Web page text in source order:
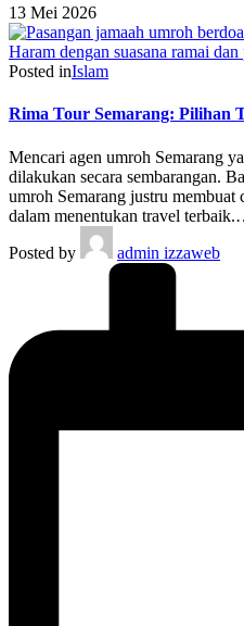
13 Mei 2026
Posted inIslam
Rima Tour Semarang: Pilihan
Mencari agen umroh Semarang
dilakukan secara sembarangan.
umroh Semarang justru membuat
dalam menentukan travel
Posted by
admin izzaweb